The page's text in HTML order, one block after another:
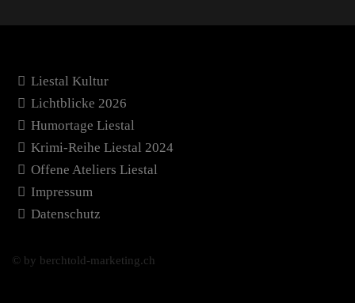
Liestal Kultur
Lichtblicke 2026
Humortage Liestal
Krimi-Reihe Liestal 2024
Offene Ateliers Liestal
Impressum
Datenschutz
© by berchtold-marketing.ch